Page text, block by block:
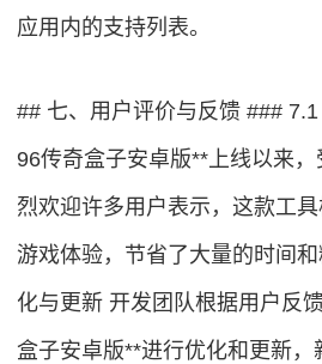
应用内的支持列表。
## 七、用户评价与反馈 ###
96传奇盒子安卓版**上线以来
烈欢迎许多用户表示，这款工
游戏体验，节省了大量的时间
化与更新 开发团队根据用户反
盒子安卓版**进行优化和更新，